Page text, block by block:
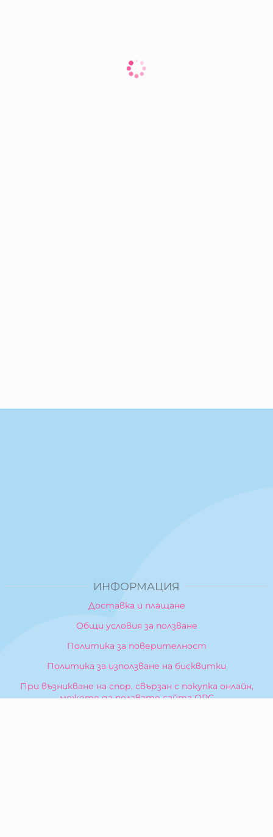
ИНФОРМАЦИЯ
Доставка и плащане
Общи условия за ползване
Политика за поверителност
Политика за използване на бисквитки
При възникване на спор, свързан с покупка онлайн,
можете да ползвате сайта ОРС